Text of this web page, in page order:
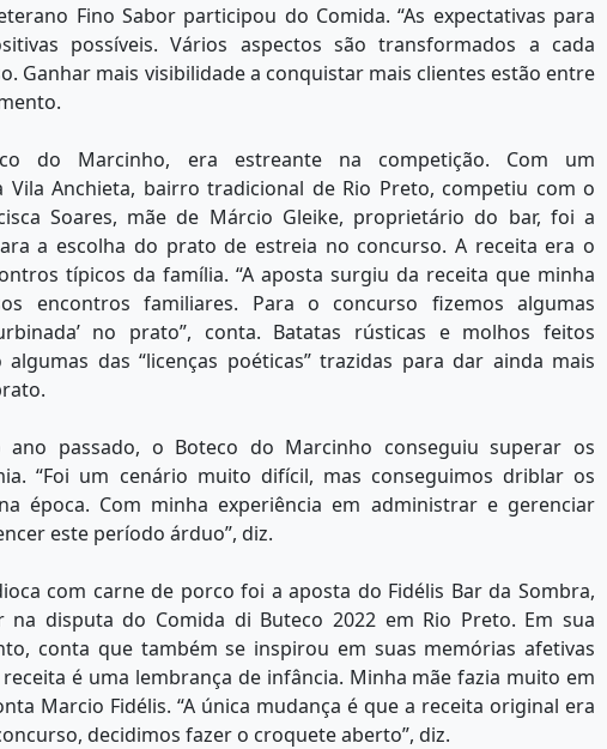
Fino Sabor participou do Comida. “As expectativas para
possíveis. Vários aspectos são transformados a cada
Ganhar mais visibilidade a conquistar mais clientes estão entre
do Marcinho, era estreante na competição. Com um
Vila Anchieta, bairro tradicional de Rio Preto, competiu com o
Soares, mãe de Márcio Gleike, proprietário do bar, foi a
a escolha do prato de estreia no concurso. A receita era o
típicos da família. “A aposta surgiu da receita que minha
encontros familiares. Para o concurso fizemos algumas
no prato”, conta. Batatas rústicas e molhos feitos
algumas das “licenças poéticas” trazidas para dar ainda mais
passado, o Boteco do Marcinho conseguiu superar os
“Foi um cenário muito difícil, mas conseguimos driblar os
época. Com minha experiência em administrar e gerenciar
este período árduo”, diz.
com carne de porco foi a aposta do Fidélis Bar da Sombra,
disputa do Comida di Buteco 2022 em Rio Preto. Em sua
conta que também se inspirou em suas memórias afetivas
é uma lembrança de infância. Minha mãe fazia muito em
Marcio Fidélis. “A única mudança é que a receita original era
decidimos fazer o croquete aberto”, diz.